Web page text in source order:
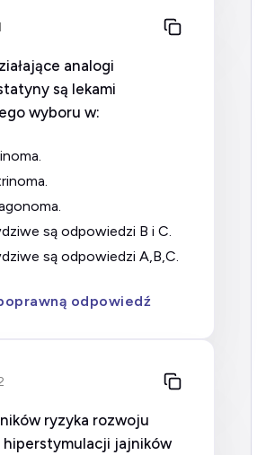
analogi
są lekami
wyboru w:
są odpowiedzi B i C.
są odpowiedzi A,B,C.
odpowiedź
ryzyka rozwoju
hiperstymulacji jajników